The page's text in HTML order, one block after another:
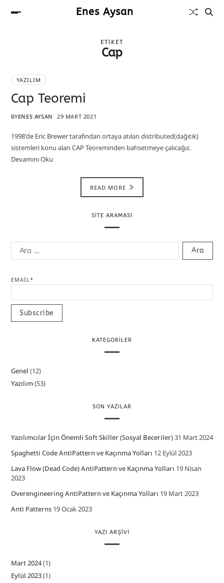
Enes Aysan
ETIKET
Cap
YAZILIM
Cap Teoremi
BYENES AYSAN 29 MART 2021
1998'de Eric Brewer tarafından ortaya atılan distributed(dağıtık)
sistemleri konu alan CAP Teoreminden bahsetmeye çalıcağız.
Devamını Oku
READ MORE
SITE ARAMASI
EMAIL*
KATEGORILER
Genel (12)
Yazılım(53)
SON YAZILAR
Yazılımcılar İçin Önemli Soft Skiller (Sosyal Beceriler)31 Mart 2024
Spaghetti Code AntiPattern ve Kaçınma Yolları 12 Eylül 2023
Lava Flow (Dead Code) AntiPattern ve Kaçınma Yolları 19 Nisan
2023
Overengineering AntiPattern ve Kaçınma Yolları 19 Mart 2023
Anti Patterns 19 Ocak 2023
YAZI ARŞIVI
Mart 2024(1)
Eylül 2023(1)